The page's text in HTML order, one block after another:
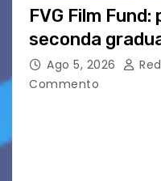
FVG Film
seconda
Ago 5, 2026
Commento